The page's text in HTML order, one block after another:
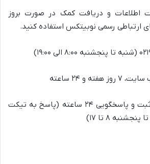
اطلاعات و دریافت کمک در صورت بروز
ارتباطی رسمی نوبیتکس استفاده کنید.
و ۲۴ ساعته
امکان ثبت و پاسخگویی ۲۴ ساعته (پاسخ به تیکت
۸ تا ۱۷)